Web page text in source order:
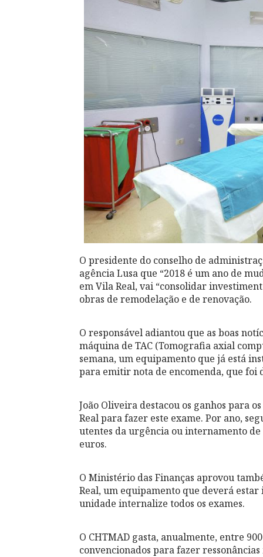
O presidente do conselho de
agência Lusa que “2018 é um ano de
em Vila Real, vai “consolidar
obras de remodelação e de renovação.
O responsável adiantou que as boas
máquina de TAC (Tomografia axial
semana, um equipamento que já está
para emitir nota de encomenda, que foi
João Oliveira destacou os ganhos para
Real para fazer este exame. Por ano,
utentes da urgência ou internamento
euros.
O Ministério das Finanças aprovou
Real, um equipamento que deverá
unidade internalize todos os exames.
O CHTMAD gasta, anualmente, entre
convencionados para fazer